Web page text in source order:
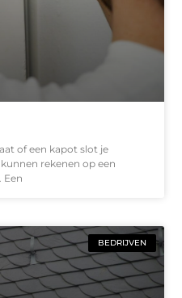
of een kapot slot je
rekenen op een
Een
BEDRIJVEN